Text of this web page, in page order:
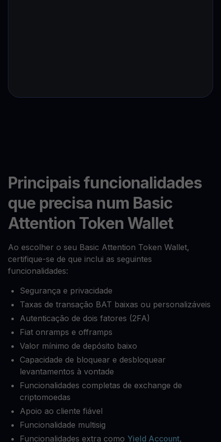
Principais funcionalidades
que precisa num Basic
Attention Token Wallet
Ao escolher o seu Basic Attention Token Wallet,
certifique-se de que inclui as seguintes
funcionalidades:
Segurança e privacidade
Taxas de transação BAT baixas ou personalizáveis
Autenticação de dois fatores (2FA)
Fiat onramps e offramps
Valor mínimo de depósito baixo
Capacidade de bloquear e desbloquear
levantamentos à vontade
Funcionalidades completas de exchange de
criptomoedas
Apoio ao cliente fiável
Funcionalidade multisig
Funcionalidades extra como Yield Account,